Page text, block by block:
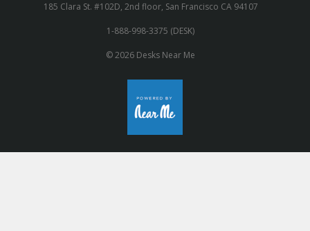
185 Clara St. #102D, 2nd floor, San Francisco CA 94107
1-888-998-3375 (DESK)
© 2026 Desks Near Me